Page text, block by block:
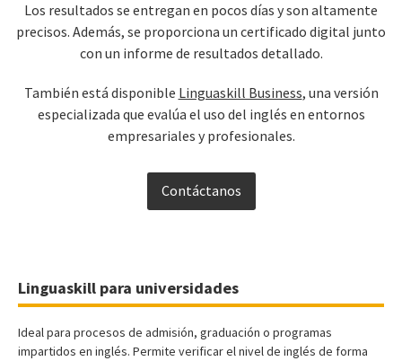
Los resultados se entregan en pocos días y son altamente
precisos. Además, se proporciona un certificado digital junto
con un informe de resultados detallado.
También está disponible Linguaskill Business, una versión
especializada que evalúa el uso del inglés en entornos
empresariales y profesionales.
Contáctanos
Linguaskill para universidades
Ideal para procesos de admisión, graduación o programas
impartidos en inglés. Permite verificar el nivel de inglés de forma